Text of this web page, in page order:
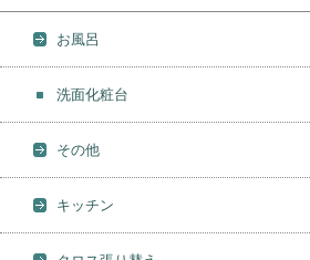
お風呂
洗面化粧台
その他
キッチン